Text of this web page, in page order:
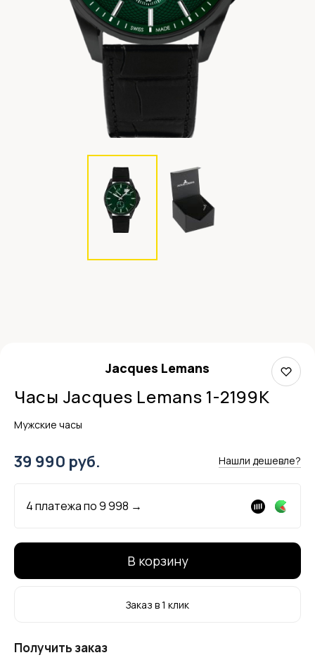
Jacques Lemans
Часы Jacques Lemans 1-2199K
Мужские часы
39 990 руб. Нашли дешевле?
4 платежа по9 998 →
В корзину
Заказ в 1 клик
Получить заказ